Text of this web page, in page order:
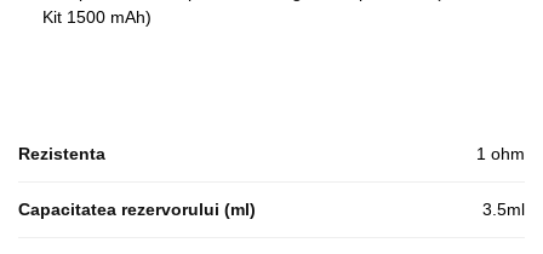
Kit 1500 mAh)
Rezistenta 1 ohm
Capacitatea rezervorului (ml) 3.5ml